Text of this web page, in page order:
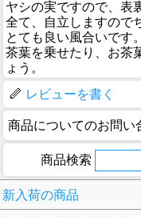
ヤシの実ですので、表
全て、自立しますので
とても良い風合いです。
茶葉を乗せたり、お茶
ょう。
レビューを書く
商品についてのお問い
商品検索
新入荷の商品